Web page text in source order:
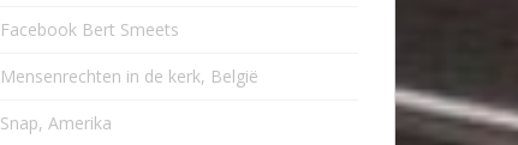
Facebook Bert Smeets
Mensenrechten in de kerk, België
Snap, Amerika